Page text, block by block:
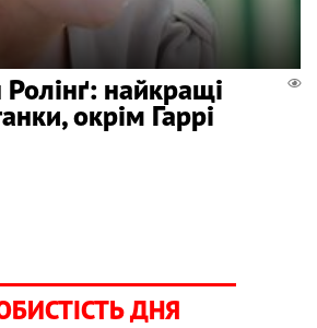
найкращі
окрім Гаррі
ДНЯ